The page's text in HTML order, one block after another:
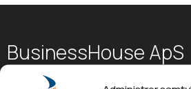
BusinessHouse ApS
Kontorfællesskab i